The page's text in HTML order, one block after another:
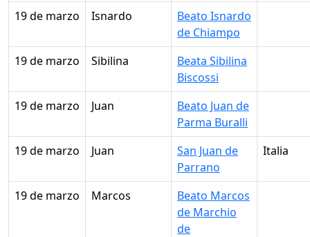
19 de marzo
Isnardo
Beato Isnardo
de Chiampo
19 de marzo
Sibilina
Beata Sibilina
Biscossi
19 de marzo
Juan
Beato Juan de
Parma Buralli
19 de marzo
Juan
San Juan de
Parrano
Italia
19 de marzo Marcos
Beato Marcos
de Marchio
de